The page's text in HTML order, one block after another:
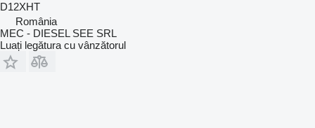
D12XHT
România
MEC - DIESEL SEE SRL
Luați legătura cu vânzătorul